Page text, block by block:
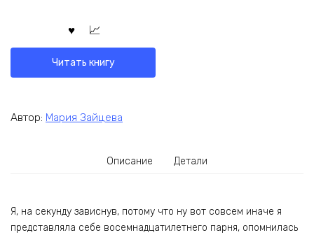
Читать книгу
Автор: Мария Зайцева
Описание Детали
Я, на секунду зависнув, потому что ну вот совсем иначе я
представляла себе восемнадцатилетнего парня, опомнилась